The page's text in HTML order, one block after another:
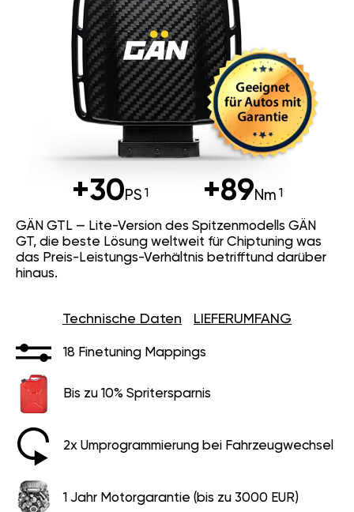
+30PS +89Nm
GÄN GTL — Lite-Version des Spitzenmodells GÄN
GT, die beste Lösung weltweit für Chiptuning was
das Preis-Leistungs-Verhältnis betrifftund darüber
hinaus.
Technische Daten LIEFERUMFANG
18 Finetuning Mappings
Bis zu 10% Spritersparnis
2x Umprogrammierung bei Fahrzeugwechsel
1 Jahr Motorgarantie (bis zu 3000 EUR)